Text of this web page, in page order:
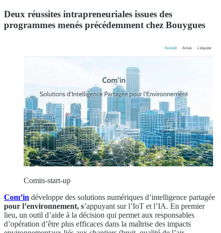
Deux réussites intrapreneuriales issues des
programmes menés précédemment chez Bouygues
Comin-start-up
Com’in développe des solutions numériques d’intelligence partagée
pour l’environnement, s’appuyant sur l’IoT et l’IA. En premier
lieu, un outil d’aide à la décision qui permet aux responsables
d’opération d’être plus efficaces dans la maîtrise des impacts